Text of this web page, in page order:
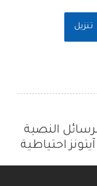
تنزيل
النصية
احتياطية